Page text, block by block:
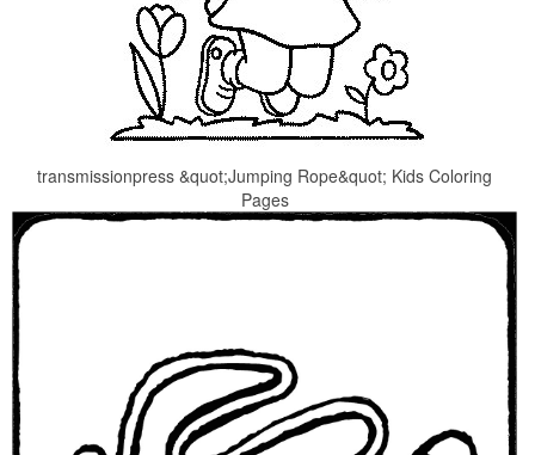
transmissionpress &quot;Jumping Rope&quot; Kids Coloring
Pages